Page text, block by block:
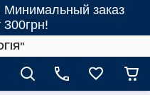
Минимальный заказ
300грн!